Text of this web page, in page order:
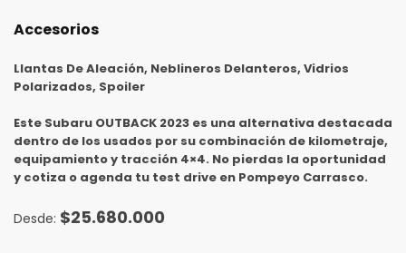
Accesorios
Llantas De Aleación, Neblineros Delanteros, Vidrios
Polarizados, Spoiler
Este Subaru OUTBACK 2023 es una alternativa destacada
dentro de los usados por su combinación de kilometraje,
equipamiento y tracción 4×4. No pierdas la oportunidad
y cotiza o agenda tu test drive en Pompeyo Carrasco.
$25.680.000